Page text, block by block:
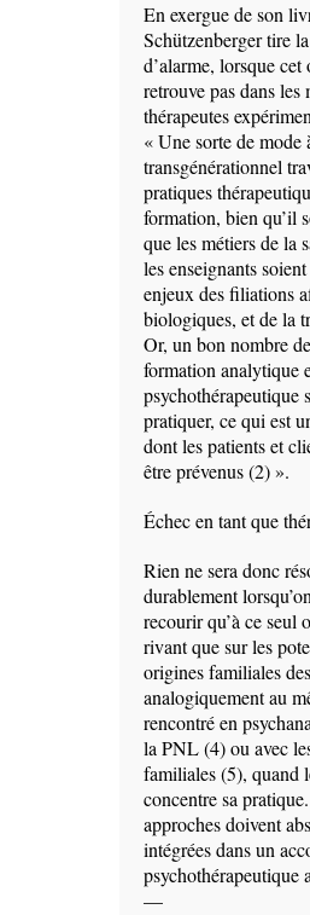
En exergue de son
Schützenberger tire
d’alarme, lorsque cet
retrouve pas dans les
thérapeutes
« Une sorte de mode
transgénérationnel
pratiques
formation, bien qu’il
que les métiers de la
les enseignants
enjeux des filiations
biologiques, et de la
Or, un bon nombre
formation analytique
psychothérapeutique
pratiquer, ce qui est
dont les patients et
être prévenus (2) ».
Échec en tant que
Rien ne sera donc
durablement
recourir qu’à ce seul
rivant que sur les
origines familiales
analogiquement au
rencontré en
la PNL (4) ou avec
familiales (5), quand
concentre sa
approches doivent
intégrées dans un
psychothérapeutique
—